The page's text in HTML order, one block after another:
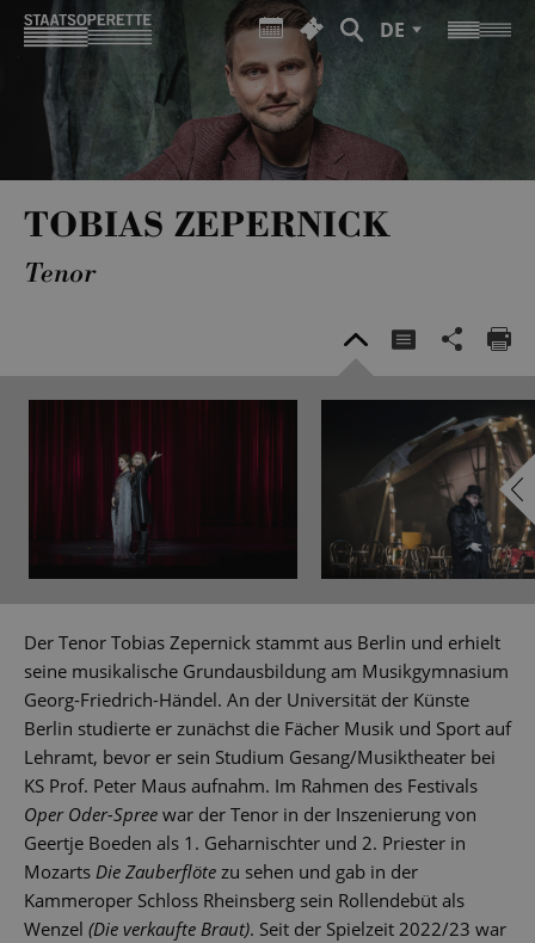
DE
TOBIAS ZEPERNICK
Tenor
Der Tenor Tobias Zepernick stammt aus Berlin und erhielt
seine musikalische Grundausbildung am Musikgymnasium
Georg-Friedrich-Händel. An der Universität der Künste
Berlin studierte er zunächst die Fächer Musik und Sport auf
Lehramt, bevor er sein Studium Gesang/Musiktheater bei
KS Prof. Peter Maus aufnahm. Im Rahmen des Festivals
Oper Oder-Spree war der Tenor in der Inszenierung von
Geertje Boeden als 1. Geharnischter und 2. Priester in
Mozarts Die Zauberflöte zu sehen und gab in der
Kammeroper Schloss Rheinsberg sein Rollendebüt als
Wenzel (Die verkaufte Braut). Seit der Spielzeit 2022/23 war